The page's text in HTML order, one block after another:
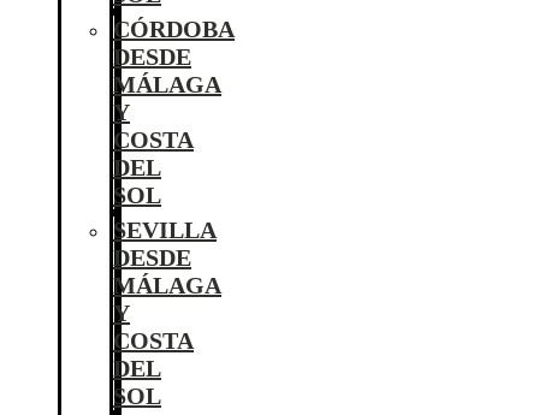
CÓRDOBA
DESDE
MÁLAGA
Y
COSTA
DEL
SOL
SEVILLA
DESDE
MÁLAGA
Y
COSTA
DEL
SOL